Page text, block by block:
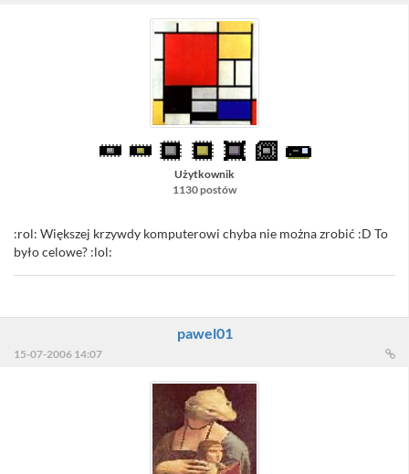
Użytkownik
1130 postów
:rol: Większej krzywdy komputerowi chyba nie można zrobić :D To
było celowe? :lol:
pawel01
15-07-2006 14:07